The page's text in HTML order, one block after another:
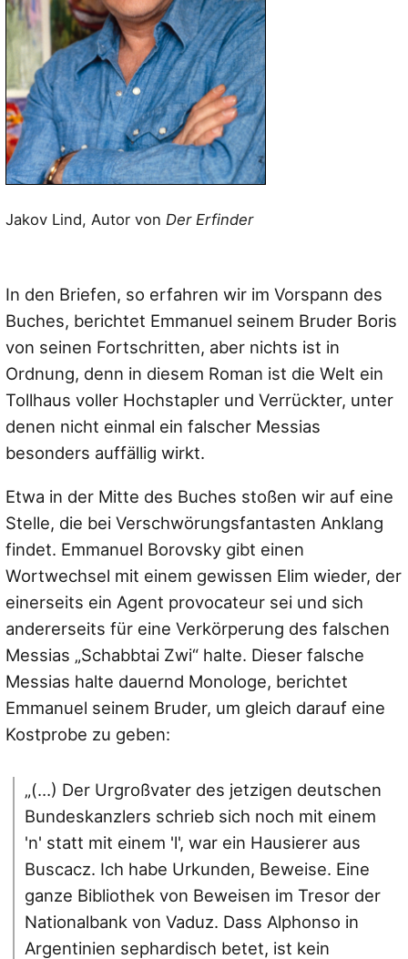
Jakov Lind, Autor von Der Erfinder
In den Briefen, so erfahren wir im Vorspann des
Buches, berichtet Emmanuel seinem Bruder Boris
von seinen Fortschritten, aber nichts ist in
Ordnung, denn in diesem Roman ist die Welt ein
Tollhaus voller Hochstapler und Verrückter, unter
denen nicht einmal ein falscher Messias
besonders auffällig wirkt.
Etwa in der Mitte des Buches stoßen wir auf eine
Stelle, die bei Verschwörungsfantasten Anklang
findet. Emmanuel Borovsky gibt einen
Wortwechsel mit einem gewissen Elim wieder, der
einerseits ein Agent provocateur sei und sich
andererseits für eine Verkörperung des falschen
Messias „Schabbtai Zwi“ halte. Dieser falsche
Messias halte dauernd Monologe, berichtet
Emmanuel seinem Bruder, um gleich darauf eine
Kostprobe zu geben:
„(…) Der Urgroßvater des jetzigen deutschen
Bundeskanzlers schrieb sich noch mit einem
'n' statt mit einem 'l', war ein Hausierer aus
Buscacz. Ich habe Urkunden, Beweise. Eine
ganze Bibliothek von Beweisen im Tresor der
Nationalbank von Vaduz. Dass Alphonso in
Argentinien sephardisch betet, ist kein